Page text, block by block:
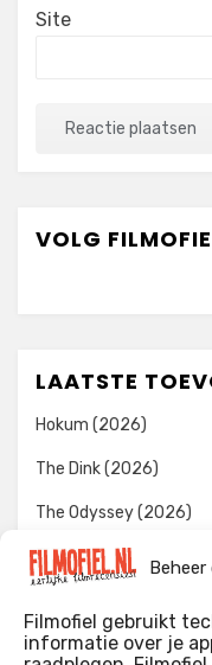
Filmofiel gebruikt
informatie over je
Site
VOLG
LAATSTE
Hokum (2026)
The Dink (2026)
The Odyssey (2026)
Evil Dead Burn (2026)